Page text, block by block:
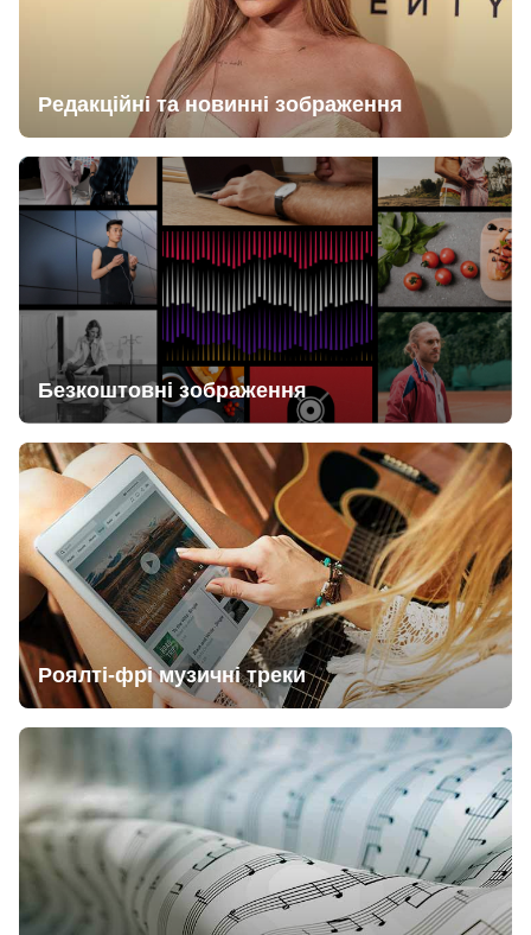
Редакційні та новинні зображення
Безкоштовні зображення
Роялті-фрі музичні треки